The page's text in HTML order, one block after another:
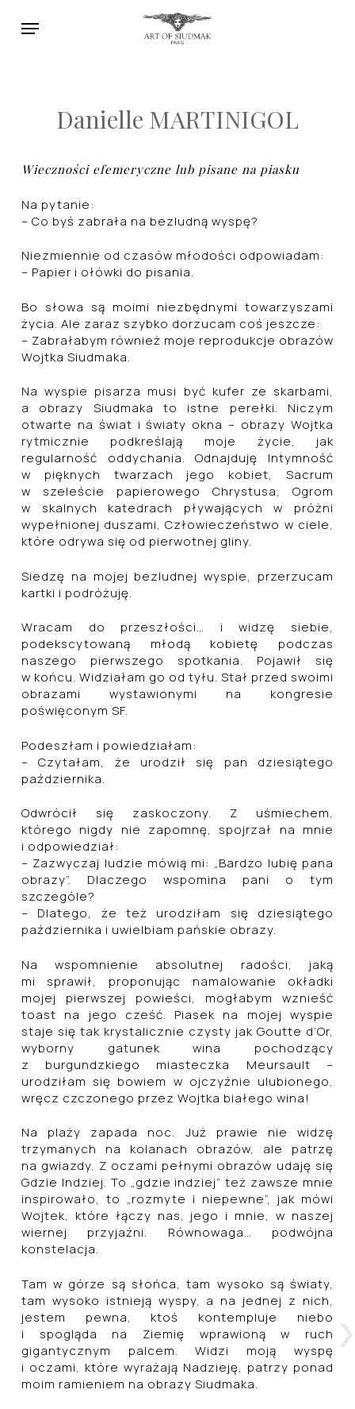
Menu
Danielle MARTINIGOL
Wieczności efemeryczne lub pisane na piasku
Na pytanie:
– Co byś zabrała na bezludną wyspę?
Niezmiennie od czasów młodości odpowiadam:
– Papier i ołówki do pisania.
Bo słowa są moimi niezbędnymi towarzyszami
życia. Ale zaraz szybko dorzucam coś jeszcze:
– Zabrałabym również moje reprodukcje obrazów
Wojtka Siudmaka.
Na wyspie pisarza musi być kufer ze skarbami,
a obrazy Siudmaka to istne perełki. Niczym
otwarte na świat i światy okna – obrazy Wojtka
rytmicznie podkreślają moje życie, jak
regularność oddychania. Odnajduję Intymność
w pięknych twarzach jego kobiet, Sacrum
w szeleście papierowego Chrystusa, Ogrom
w skalnych katedrach pływających w próżni
wypełnionej duszami, Człowieczeństwo w ciele,
które odrywa się od pierwotnej gliny.
Siedzę na mojej bezludnej wyspie, przerzucam
kartki i podróżuję.
Wracam do przeszłości… i widzę siebie,
podekscytowaną młodą kobietę podczas
naszego pierwszego spotkania. Pojawił się
w końcu. Widziałam go od tyłu. Stał przed swoimi
obrazami wystawionymi na kongresie
poświęconym SF.
Podeszłam i powiedziałam:
– Czytałam, że urodził się pan dziesiątego
października.
Odwrócił się zaskoczony. Z uśmiechem,
którego nigdy nie zapomnę, spojrzał na mnie
i odpowiedział:
– Zazwyczaj ludzie mówią mi: „Bardzo lubię pana
obrazy”. Dlaczego wspomina pani o tym
szczególe?
– Dlatego, że też urodziłam się dziesiątego
października i uwielbiam pańskie obrazy.
Na wspomnienie absolutnej radości, jaką
mi sprawił, proponując namalowanie okładki
mojej pierwszej powieści, mogłabym wznieść
toast na jego cześć. Piasek na mojej wyspie
staje się tak krystalicznie czysty jak Goutte d’Or,
wyborny gatunek wina pochodzący
z burgundzkiego miasteczka Meursault –
urodziłam się bowiem w ojczyźnie ulubionego,
wręcz czczonego przez Wojtka białego wina!
Na plaży zapada noc. Już prawie nie widzę
trzymanych na kolanach obrazów, ale patrzę
na gwiazdy. Z oczami pełnymi obrazów udaję się
Gdzie Indziej. To „gdzie indziej” też zawsze mnie
inspirowało, to „rozmyte i niepewne”, jak mówi
Wojtek, które łączy nas, jego i mnie, w naszej
wiernej przyjaźni. Równowaga… podwójna
konstelacja.
Tam w górze są słońca, tam wysoko są światy,
tam wysoko istnieją wyspy, a na jednej z nich,
jestem pewna, ktoś kontempluje niebo
i spogląda na Ziemię wprawioną w ruch
gigantycznym palcem. Widzi moją wyspę
i oczami, które wyrażają Nadzieję, patrzy ponad
moim ramieniem na obrazy Siudmaka.